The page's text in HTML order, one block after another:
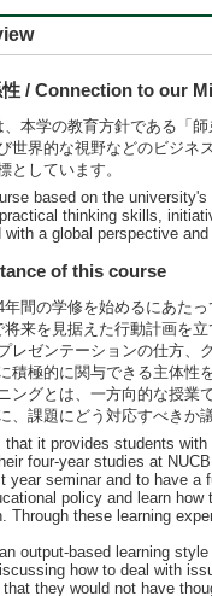
/ Connection to our
本学の教育方針である「
世界的な視野などのビジ
としています。
based on the
thinking skills,
a global perspective
of this course
間の学修を始めるにあた
来を見据えた行動計画を
レゼンテーションの仕方
極的に関与できる主体性
グとは、一方向的な授業
、課題にどう対応すべきか
it provides students
four-year studies at
year seminar and to have
policy and learn
Through these learning
output-based learning
how to deal with
they would not have